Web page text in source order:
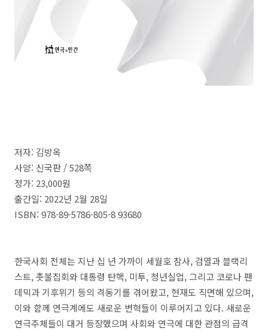
저자: 김방옥
사양: 신국판 /528쪽
정가: 23,000원
출간일: 2022년 2월 28일
ISBN: 978-89-5786-805-8 93680
한국사회 전체는 지난 십 년 가까이 세월호 참사, 검열과 블랙리
스트,촛불집회와 대통령 탄핵, 미투, 청년실업,그리고 코로나 팬
데믹과 기후위기 등의 격동기를 겪어왔고,현재도 직면해 있으며,
이와 함께 연극계에도 새로운 변혁들이 이루어지고 있다. 새로운
연극주체들이 대거 등장했으며 사회와 연극에 대한 관점의 급격